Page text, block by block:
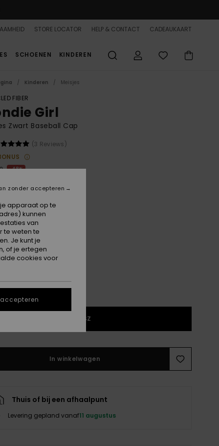
STORE LOCATOR HELP & CONTACT CADEAUKAART
SCHOENEN KINDEREN
Kinderen Meisjes
FIBER
Girl
Zwart Baseball Cap
(3 Reviews)
48%
SALE 25% EXTRA
1SZ
In winkelwagen
Thuis of bij een afhaalpunt
Levering gepland vanaf11 augustus
apparaat op te
kunnen
van
te weten te
Je kunt je
of je ertegen
cookies voor
zonder accepteren